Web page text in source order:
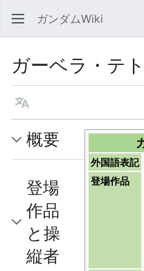
ガンダムWiki
ガーベラ・テ
言語
外国語表記
登場作品
概要
登場
作品
と操
縦者